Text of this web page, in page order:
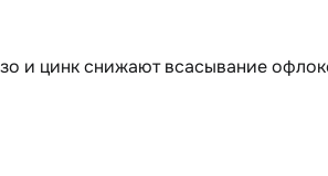
и цинк снижают всасывание